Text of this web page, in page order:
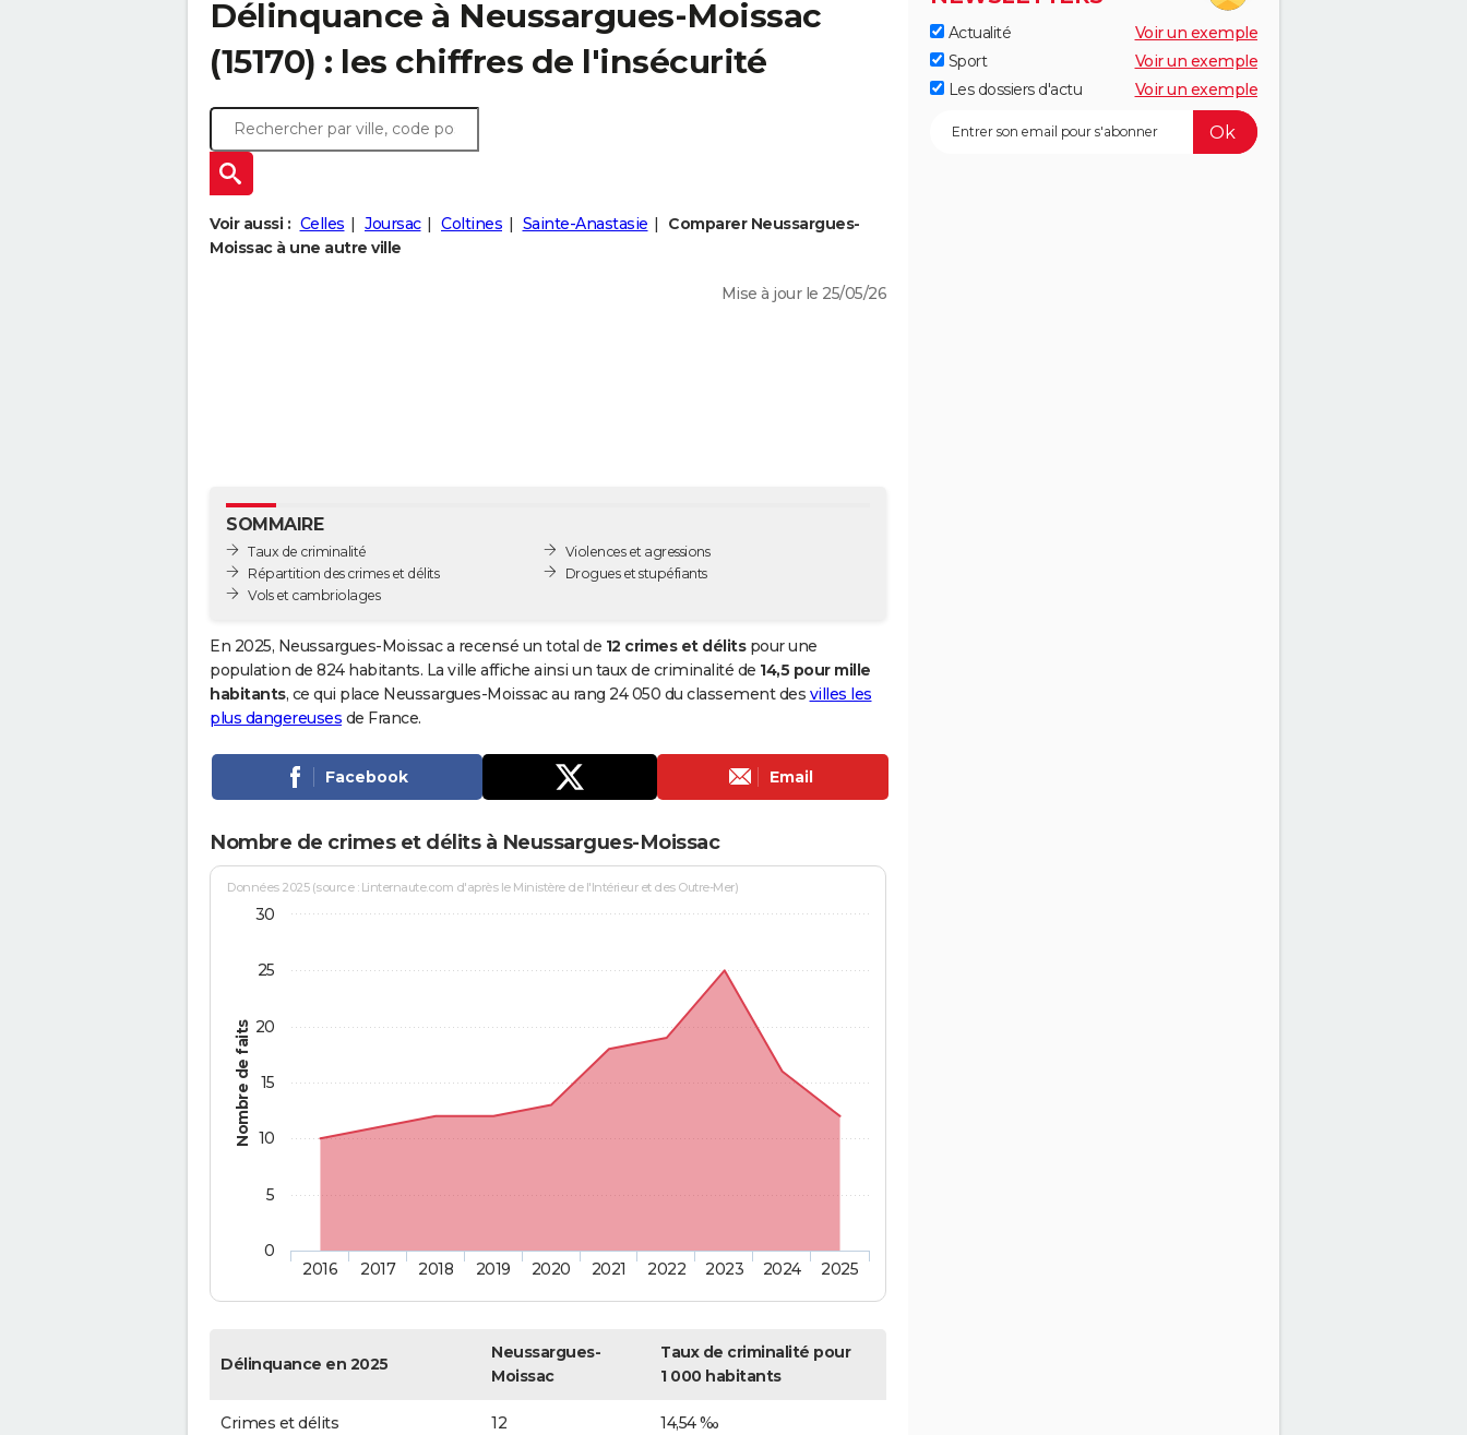
Délinquance à Neussargues-Moissac
(15170) : les chiffres de l'insécurité
Voir aussi : Celles Joursac Coltines Sainte-Anastasie
Comparer Neussargues-
Moissac à une autre ville
Mise à jour le 25/05/26
SOMMAIRE
Taux de criminalité
Répartition des crimes et délits
Vols et cambriolages
Violences et agressions
Drogues et stupéfiants
En 2025, Neussargues-Moissac a recensé un total de 12 crimes et délitspour une
population de 824 habitants. La ville affiche ainsi un taux de criminalité de 14,5 pour mille
habitants, ce qui place Neussargues-Moissac au rang 24 050 du classement des villes les
plus dangereuses de France.
Facebook Email
Nombre de crimes et délits à Neussargues-Moissac
Nombre de faits
Données 2025 (source : Linternaute.com d'après le Ministère de l'Intérieur et des Outre-Mer)
2016 2017 2018 2019 2020 2021 2022 2023 2024 2025
0
5
10
15
20
25
30
Délinquance en 2025
Neussargues-
Moissac
Taux de criminalité pour
1 000 habitants
Crimes et délits 12 14,54 ‰
Actualité
Voir un exemple
Sport
Voir un exemple
Les dossiers d'actu
Voir un exemple